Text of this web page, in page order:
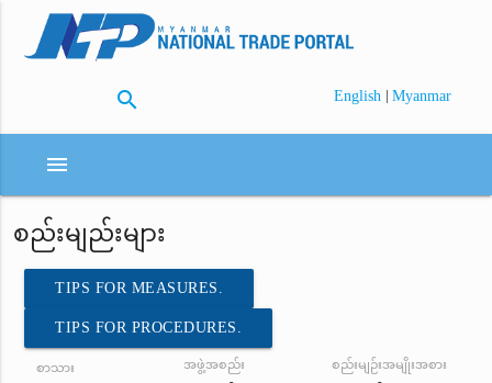
search English | Myanmar
menu
စည်းမျည်းများ
TIPS FOR MEASURES.
TIPS FOR PROCEDURES.
စာသား အဖွဲ့အစည်း စည်းမျဉ်းအမျိုးအစား